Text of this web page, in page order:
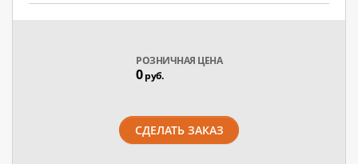
РОЗНИЧНАЯ ЦЕНА
0руб.
СДЕЛАТЬ ЗАКАЗ